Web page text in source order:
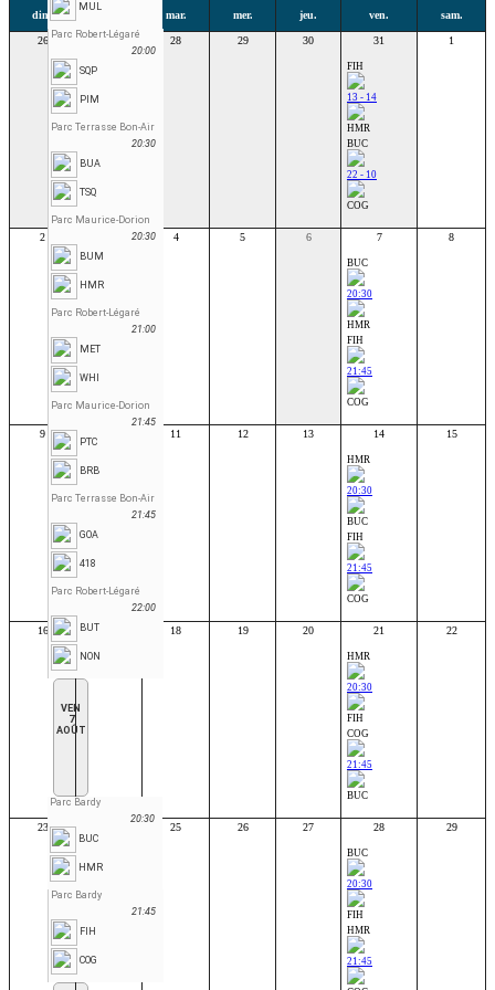
MUL
Parc Robert-Légaré
20:00
SQP
PIM
Parc Terrasse Bon-Air
20:30
BUA
TSQ
Parc Maurice-Dorion
20:30
BUM
HMR
Parc Robert-Légaré
21:00
MET
WHI
Parc Maurice-Dorion
21:45
PTC
BRB
Parc Terrasse Bon-Air
21:45
GOA
418
Parc Robert-Légaré
22:00
BUT
NON
VEN
7
AOÛT
Parc Bardy
20:30
BUC
HMR
Parc Bardy
21:45
FIH
COG
dim. mar. mer. jeu. ven. sam.
26 27 28 29 30 31
FIH
13 - 14
HMR
BUC
22 - 10
COG
1
2 4 5 6 7
BUC
20:30
HMR
FIH
21:45
COG
8
9 11 12 13 14
HMR
20:30
BUC
FIH
21:45
COG
15
16 18 19 20 21
HMR
20:30
FIH
COG
21:45
BUC
22
23 25 26 27 28
BUC
20:30
FIH
HMR
21:45
29